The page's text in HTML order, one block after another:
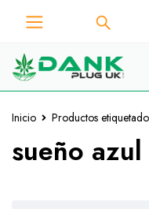
Inicio Productos
sueño
Para los amantes de
Obtenga un
compra - Código
"WELCOME10"